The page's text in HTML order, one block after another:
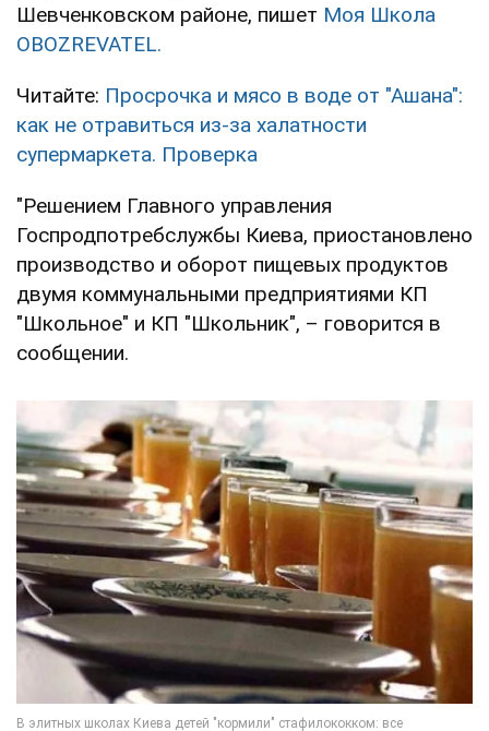
Шевченковском районе, пишет Моя Школа
OBOZREVATEL.
Читайте: Просрочка и мясо в воде от "Ашана":
как не отравиться из-за халатности
супермаркета. Проверка
"Решением Главного управления
Госпродпотребслужбы Киева, приостановлено
производство и оборот пищевых продуктов
двумя коммунальными предприятиями КП
"Школьное" и КП "Школьник", – говорится в
сообщении.